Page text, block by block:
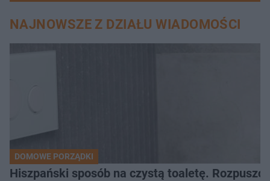
NAJNOWSZE Z DZIAŁU WIADOMOŚCI
DOMOWE PORZĄDKI
Hiszpański sposób na czystą toaletę.